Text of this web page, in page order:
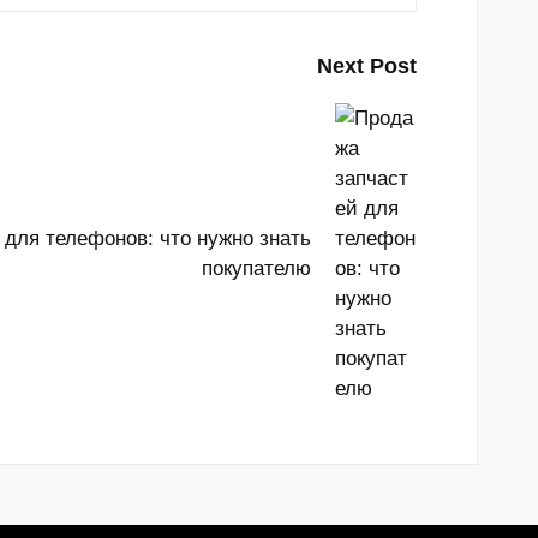
Next Post
телефонов: что нужно знать
покупателю